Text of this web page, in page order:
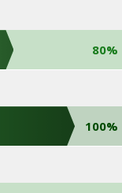
80%
100%